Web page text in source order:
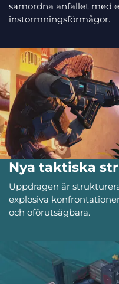
samordna anfallet med
instormningsförmågor.
Nya taktiska
Uppdragen är
explosiva
och oförutsägbara.